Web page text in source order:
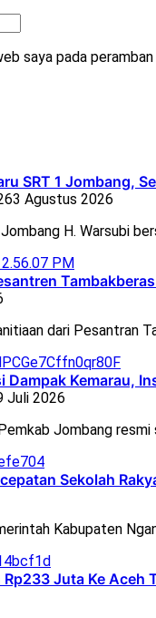
saya pada
SRT 1 Jombang,
3 Agustus 2026
H. Warsubi
dari Pesantran
Kemarau,
Juli 2026
Jombang
Sekolah
Kabupaten
Juta Ke